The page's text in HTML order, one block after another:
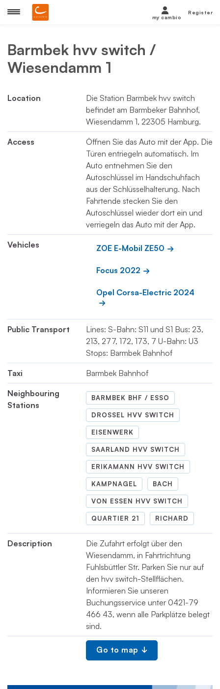
Barmbek hvv switch /
Wiesendamm 1
Location
Die Station Barmbek hvv switch
befindet am Barmbeker Bahnhof,
Wiesendamm 1, 22305 Hamburg.
Access
Öffnen Sie das Auto mit der App. Die
Türen entriegeln automatisch. Im
Auto entnehmen Sie den
Autoschlüssel im Handschuhfach
aus der Schlüsselhalterung. Nach
Fahrtende stecken Sie den
Autoschlüssel wieder dort ein und
verriegeln das Auto mit der App.
Vehicles ZOE E-Mobil ZE50
Focus 2022
Opel Corsa-Electric 2024
Public Transport
Lines: S-Bahn: S11 und S1 Bus: 23,
213, 277, 172, 173, 7 U-Bahn: U3
Stops: Barmbek Bahnhof
Taxi Barmbek Bahnhof
Neighbouring
Stations
BARMBEK BHF / ESSO
DROSSEL HVV SWITCH
EISENWERK
SAARLAND HVV SWITCH
ERIKAMANN HVV SWITCH
KAMPNAGEL BACH
VON ESSEN HVV SWITCH
QUARTIER 21 RICHARD
Description
Die Zufahrt erfolgt über den
Wiesendamm, in Fahrtrichtung
Fuhlsbüttler Str. Parken Sie nur auf
den hvv switch-Stellflächen.
Informieren Sie unseren
Buchungsservice unter 0421-79
466 43, wenn alle Parkplätze belegt
sind.
Go to map
my cambio
Register